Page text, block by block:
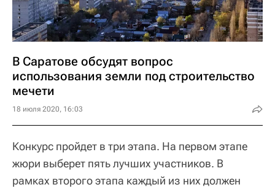
В Саратове обсудят вопрос
использования земли под строительство
мечети
18 июля 2020, 16:03
Конкурс пройдет в три этапа. На первом этапе
жюри выберет пять лучших участников. В
рамках второго этапа каждый из них должен